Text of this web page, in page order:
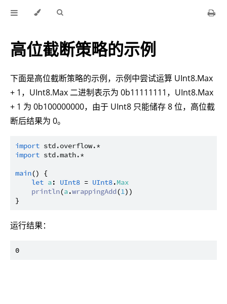
高位截断策略的示例
下面是高位截断策略的示例，示例中尝试运算 UInt8.Max
+ 1，UInt8.Max 二进制表示为 0b11111111，UInt8.Max
+ 1 为 0b100000000，由于 UInt8 只能储存 8 位，高位截
断后结果为 0。
import std.overflow.*
import std.math.*
main() {
let a: UInt8 = UInt8.Max
println(a.wrappingAdd(1))
运行结果：